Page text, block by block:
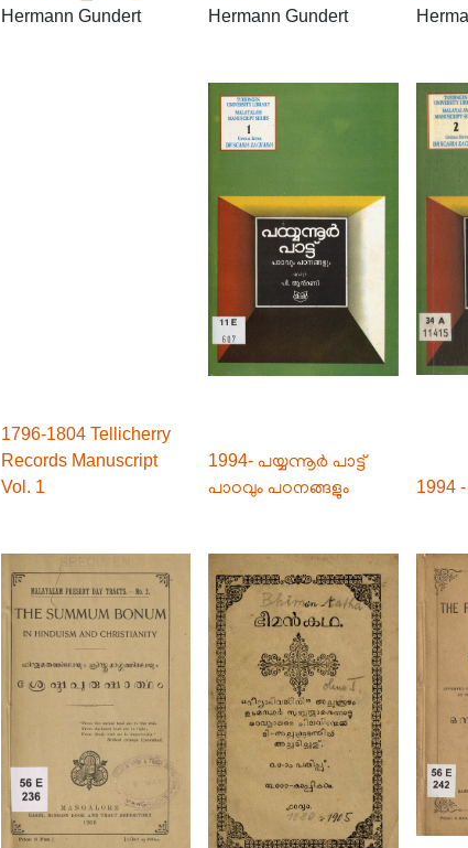
Hermann Gundert
Hermann Gundert
1796-1804 Tellicherry
Records Manuscript
Vol. 1
1994- പയ്യന്നൂർ പാട്ട്
പാഠവും പഠനങ്ങളും
1994